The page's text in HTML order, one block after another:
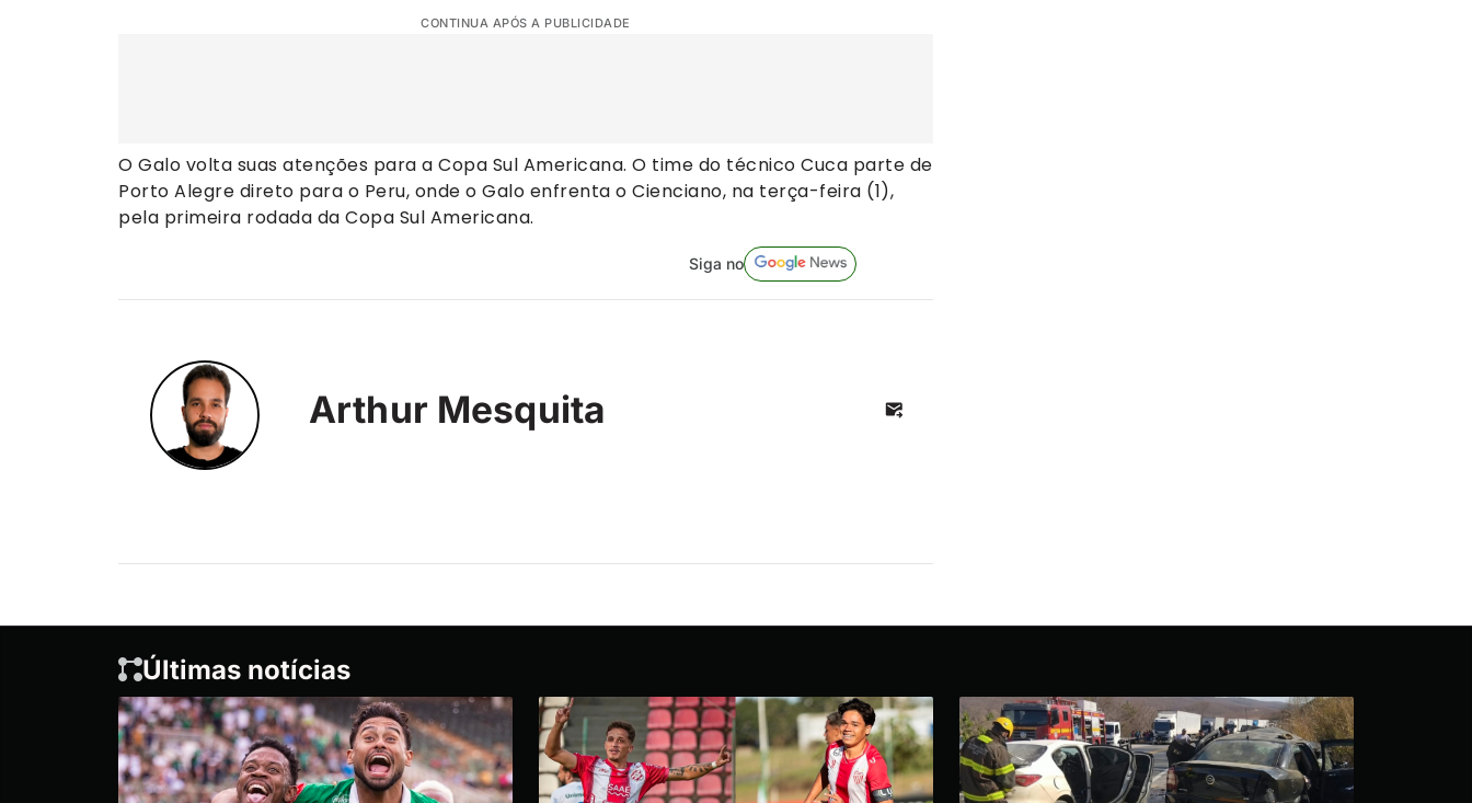
CONTINUA APÓS A PUBLICIDADE
O Galo volta suas atenções para a Copa Sul Americana. O time do técnico Cuca parte de
Porto Alegre direto para o Peru, onde o Galo enfrenta o Cienciano, na terça-feira (1),
pela primeira rodada da Copa Sul Americana.
Siga no
Arthur Mesquita
Últimas notícias